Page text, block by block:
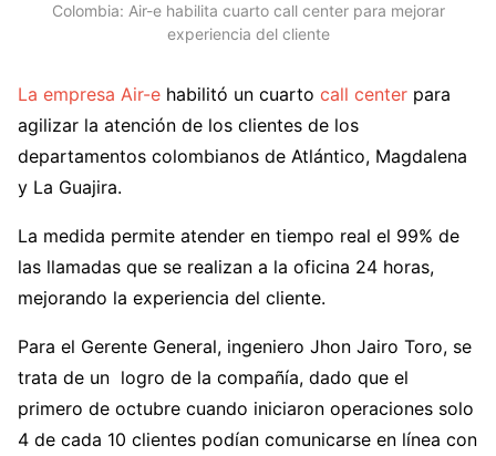
Colombia: Air-e habilita cuarto call center para mejorar
experiencia del cliente
La empresa Air-e habilitó un cuarto call center para
agilizar la atención de los clientes de los
departamentos colombianos de Atlántico, Magdalena
y La Guajira.
La medida permite atender en tiempo real el 99% de
las llamadas que se realizan a la oficina 24 horas,
mejorando la experiencia del cliente.
Para el Gerente General, ingeniero Jhon Jairo Toro, se
trata de un logro de la compañía, dado que el
primero de octubre cuando iniciaron operaciones solo
4 de cada 10 clientes podían comunicarse en línea con